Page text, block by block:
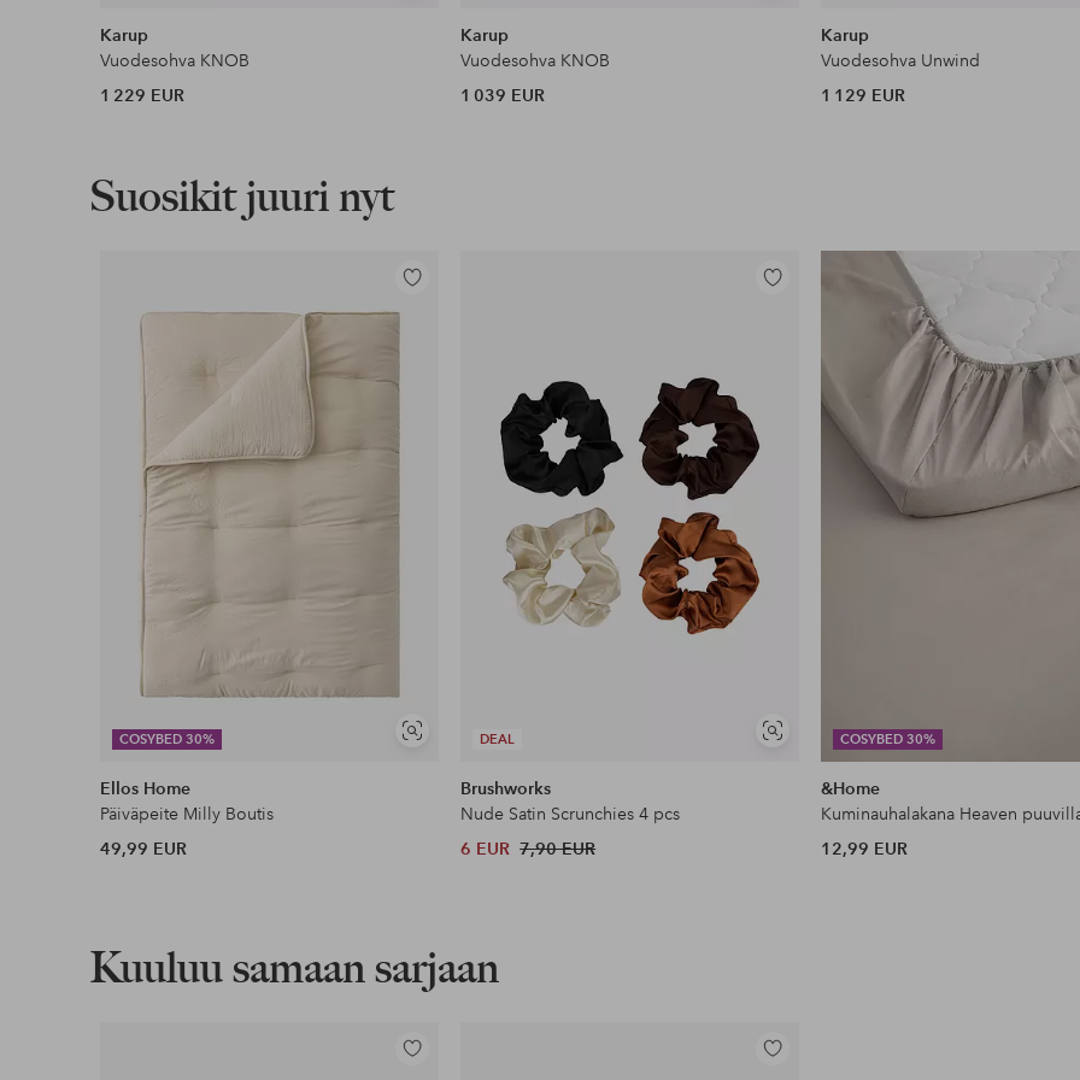
Karup
Vuodesohva KNOB
1 229 EUR
Karup
Vuodesohva KNOB
1 039 EUR
Karup
Vuodesohva Unwind
1 129 EUR
Suosikit juuri nyt
COSYBED 30%
Näytä
Lisää
suosikkeihin
Ellos Home
Päiväpeite Milly Boutis
49,99 EUR
DEAL
Näytä
samankaltaisia
Lisää
Brushworks
Nude Satin Scrunchies 4 pcs
6 EUR 7,90 EUR
COSYBED 30%
&Home
Kuminauhalakana Heaven
12,99 EUR
Kuuluu samaan sarjaan
Lisää
Lisää